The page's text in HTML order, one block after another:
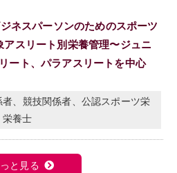
ネスパーソンのためのスポーツ
スリート別栄養管理〜ジュニ
ート、パラアスリートを中心
、競技関係者、公認スポーツ栄
栄養士
と見る